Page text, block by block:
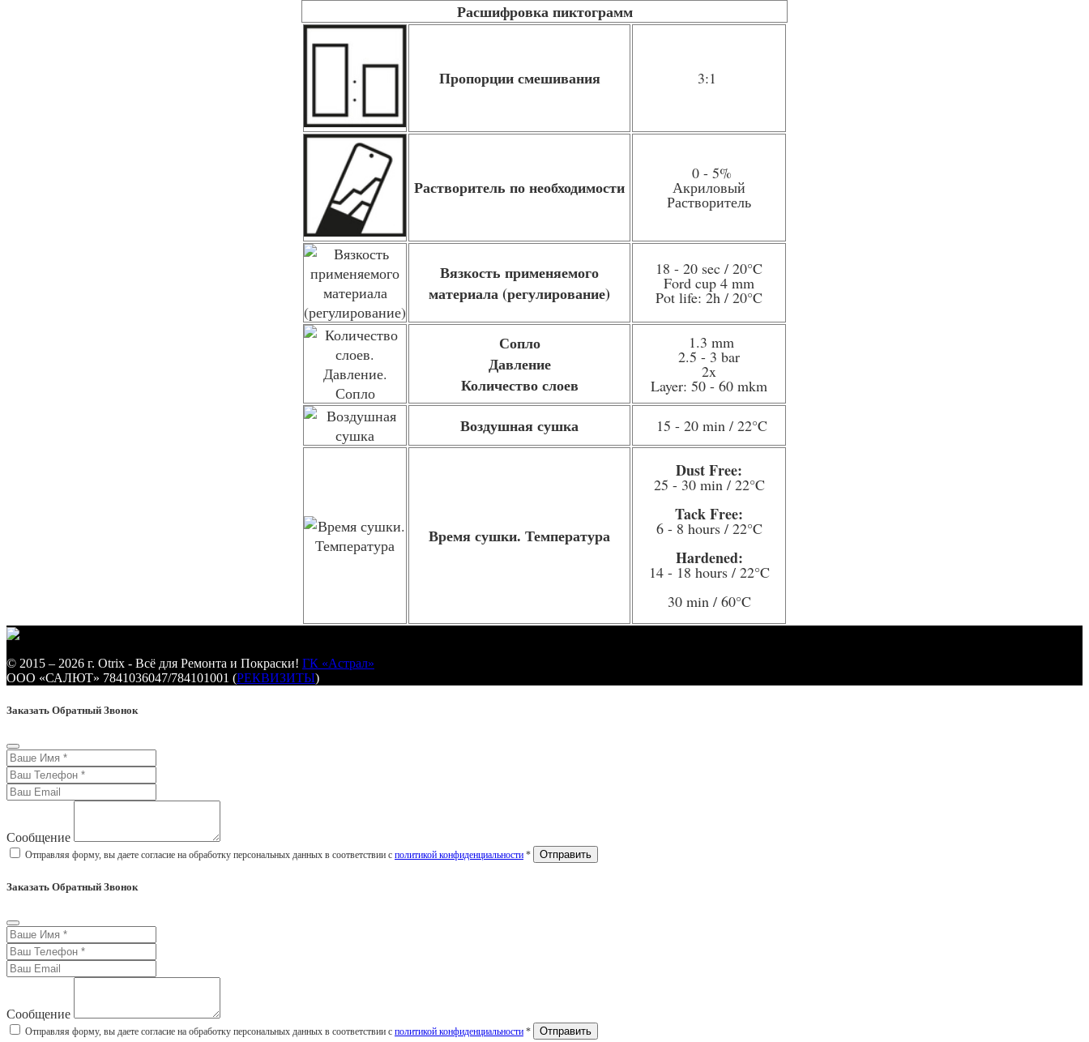
Расшифровка пиктограмм
Пропорции смешивания 3:1
Растворитель по необходимости
0 - 5%
Акриловый
Растворитель
Вязкость применяемого
материала (регулирование)
18 - 20 sec / 20°C
Ford cup 4 mm
Pot life: 2h / 20°C
Сопло
Давление
Количество слоев
1.3 mm
2.5 - 3 bar
2x
Layer: 50 - 60 mkm
Воздушная сушка 15 - 20 min / 22°C
Время сушки. Температура
Dust Free:
25 - 30 min / 22°C
Tack Free:
6 - 8 hours / 22°C
Hardened:
14 - 18 hours / 22°C
30 min / 60°C
© 2015 – 2026 г. Otrix - Всё для Ремонта и Покраски! ГК «Астрал»
ООО «САЛЮТ» 7841036047/784101001 (РЕКВИЗИТЫ)
Заказать Обратный Звонок
Сообщение
Отправляя форму, вы даете согласие на обработку персональных данных в соответствии с политикой конфиденциальности *
Заказать Обратный Звонок
Сообщение
Отправляя форму, вы даете согласие на обработку персональных данных в соответствии с политикой конфиденциальности *